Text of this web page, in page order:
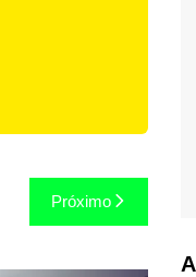
Próximo